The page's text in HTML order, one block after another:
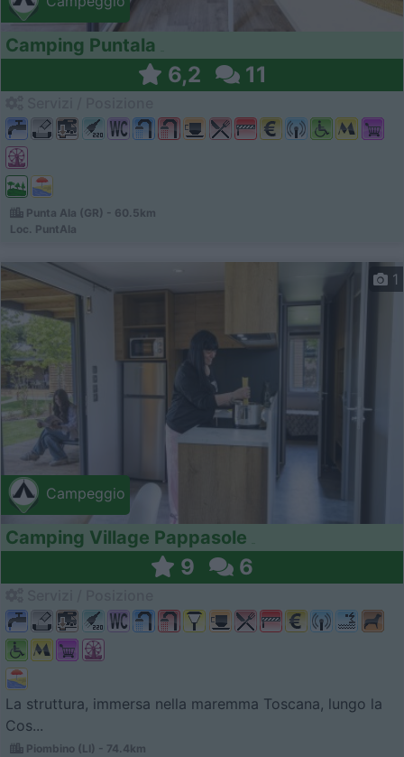
Camping Puntala
6,2 11
Punta Ala (GR) - 60.5km
Loc. PuntAla
Campeggio
1
Camping Village Pappasole
9 6
La struttura, immersa nella maremma Toscana, lungo la
Cos...
Piombino (LI) - 74.4km